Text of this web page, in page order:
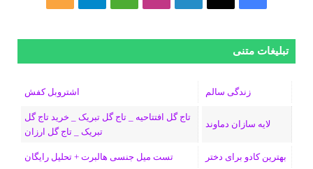
تبلیغات متنی
زندگی سالم اشتروبل کفش
لایه سازان دماوند
تاج گل افتتاحیه _ تاج گل تبریک _ خرید تاج گل
تبریک _ تاج گل ارزان
بهترین کادو برای دختر تست میل جنسی هالبرت + تحلیل رایگان